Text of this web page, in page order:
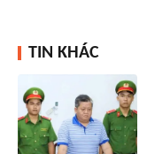
TIN KHÁC